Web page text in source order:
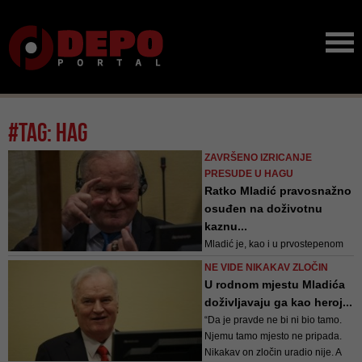
#tag: Hag
ZAVRŠENO IZRICANJE
PRESUDE U HAGU
Ratko Mladić pravosnažno
osuđen na doživotnu
kaznu...
Mladić je, kao i u prvostepenom
postupku, osuđen po 10 od
ne i za genocid u šest bh. općina
tokom 1992. godine – Prijedoru,
Sanskom Mostu, Ključu, Kotor
Varoši, Foči i Vlasenici
NE VIDE NIKAKAV ZLOČIN
U rodnom mjestu Mladića
doživljavaju ga kao heroj...
“Da je pravde ne bi ni bio tamo.
Njemu tamo mjesto ne pripada.
Nikakav on zločin uradio nije. A